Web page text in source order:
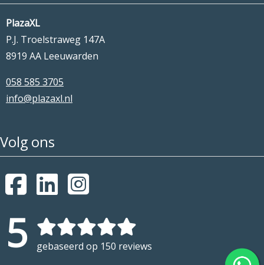
PlazaXL
P.J. Troelstraweg 147A
8919 AA Leeuwarden
058 585 3705
info@plazaxl.nl
Volg ons
5 gebaseerd op 150 reviews